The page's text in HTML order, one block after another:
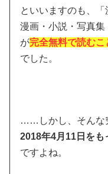
といいますのも、
漫画・小説・写真
が完全無料で読む
でした。
……しかし、そんな
2018年4月11日をも
ですよね。